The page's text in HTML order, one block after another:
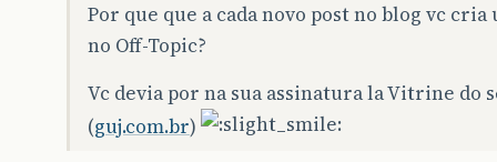
Por que que a cada novo post no blog vc
no Off-Topic?
Vc devia por na sua assinatura la Vitrine do
(guj.com.br)